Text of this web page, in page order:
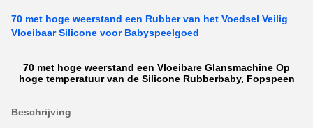
70 met hoge weerstand een Rubber van het Voedsel Veilig
Vloeibaar Silicone voor Babyspeelgoed
70 met hoge weerstand een Vloeibare Glansmachine Op
hoge temperatuur van de Silicone Rubberbaby, Fopspeen
Beschrijving